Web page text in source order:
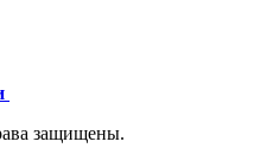
защищены.